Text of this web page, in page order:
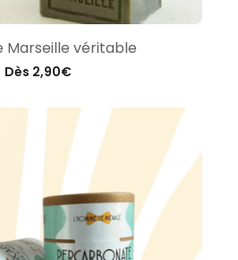
Marseille véritable
Dès 2,90€